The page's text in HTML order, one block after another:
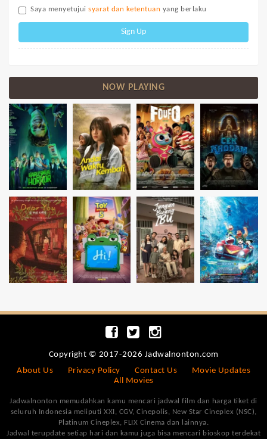
Saya menyetujui syarat dan ketentuan yang berlaku
Sign Up
NOW PLAYING
Copyright © 2017-2026 Jadwalnonton.com
About Us
Privacy Policy Contact Us
Movie Updates
All Movies
Jadwalnonton memudahkan kamu mencari jadwal film dan harga tiket di
seluruh Indonesia meliputi XXI, CGV, Cinepolis, New Star Cineplex (NSC),
Platinum Cineplex, FLIX Cinema dan lainnya.
Jadwal terupdate setiap hari dan kamu juga bisa mencari bioskop terdekat